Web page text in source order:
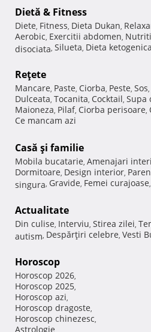
Dietă & Fitness
Diete, Fitness, Dieta Dukan,
Aerobic, Exercitii abdomen,
disociata, Silueta, Dieta ketogenica
Reţete
Mancare, Paste, Ciorba, Peste, Sos,
Dulceata, Tocanita, Cocktail, Supa
Maioneza, Pilaf, Ciorba perisoare,
Ce mancam azi
Casă şi familie
Mobila bucatarie, Amenajari
Dormitoare, Design interior,
singura, Gravide, Femei curajoase,
Actualitate
Din culise, Interviu, Stirea zilei,
autism, Despărţiri celebre, Vesti
Horoscop
Horoscop 2026,
Horoscop 2025,
Horoscop azi,
Horoscop dragoste,
Horoscop chinezesc,
Astrologie